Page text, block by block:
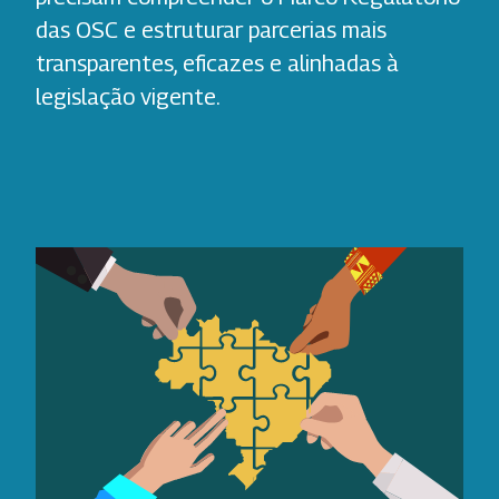
das OSC e estruturar parcerias mais
transparentes, eficazes e alinhadas à
legislação vigente.